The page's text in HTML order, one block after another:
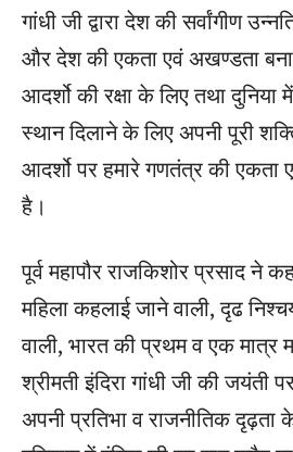
गांधी जी द्वारा देश की सर्वांगीण
और देश की एकता एवं अखण्डता
आदर्शो की रक्षा के लिए तथा दुनिया
स्थान दिलाने के लिए अपनी पूरी
आदर्शो पर हमारे गणतंत्र की एकता
है।
पूर्व महापौर राजकिशोर प्रसाद ने
महिला कहलाई जाने वाली, दृढ
वाली, भारत की प्रथम व एक मात्र
श्रीमती इंदिरा गांधी जी की जयंती
अपनी प्रतिभा व राजनीतिक दृढ़ता